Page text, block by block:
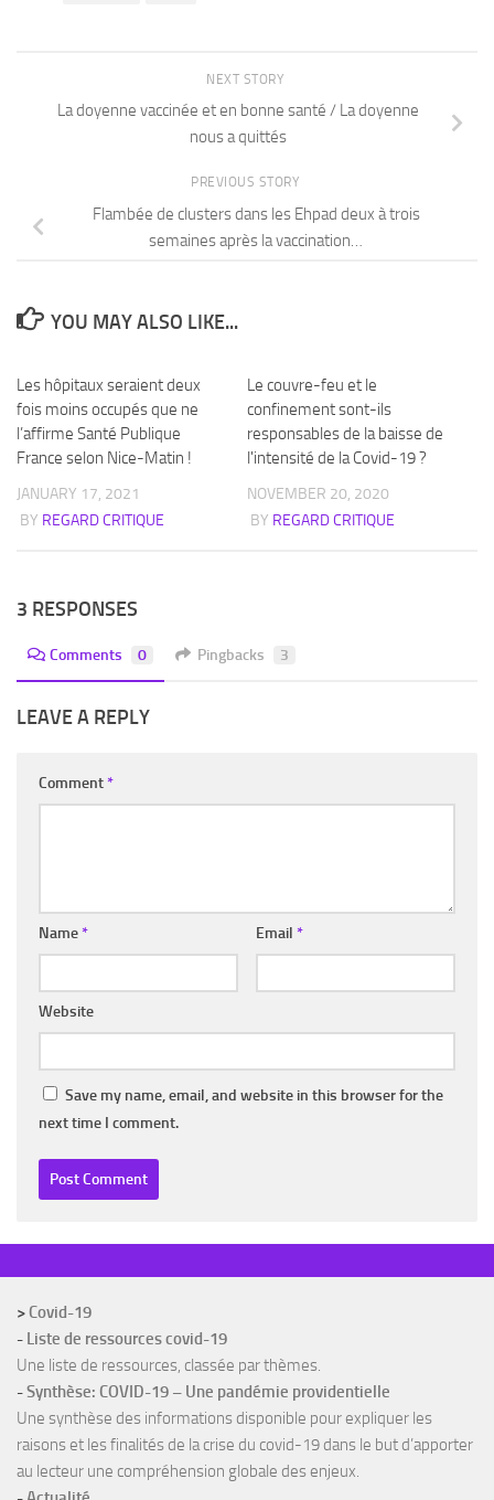
NEXT STORY
La doyenne vaccinée et en bonne santé / La doyenne
nous a quittés
PREVIOUS STORY
Flambée de clusters dans les Ehpad deux à trois
semaines après la vaccination…
YOU MAY ALSO LIKE...
Les hôpitaux seraient deux
fois moins occupés que ne
l’affirme Santé Publique
France selon Nice-Matin !
JANUARY 17, 2021
BY REGARD CRITIQUE
Le couvre-feu et le
confinement sont-ils
responsables de la baisse de
l'intensité de la Covid-19 ?
NOVEMBER 20, 2020
BY REGARD CRITIQUE
3 RESPONSES
Comments 0 Pingbacks 3
LEAVE A REPLY
Comment*
Name* Email *
Website
Save my name, email, and website in this browser for the
next time I comment.
>Covid-19
- Liste de ressources covid-19
Une liste de ressources, classée par thèmes.
-Synthèse: COVID-19 – Une pandémie providentielle
Une synthèse des informations disponible pour expliquer les
raisons et les finalités de la crise du covid-19 dans le but d’apporter
au lecteur une compréhension globale des enjeux.